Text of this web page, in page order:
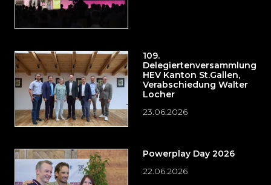
109.
Delegiertenversammlung
HEV Kanton St.Gallen,
Verabschiedung Walter
Locher
23.06.2026
Powerplay Day 2026
22.06.2026